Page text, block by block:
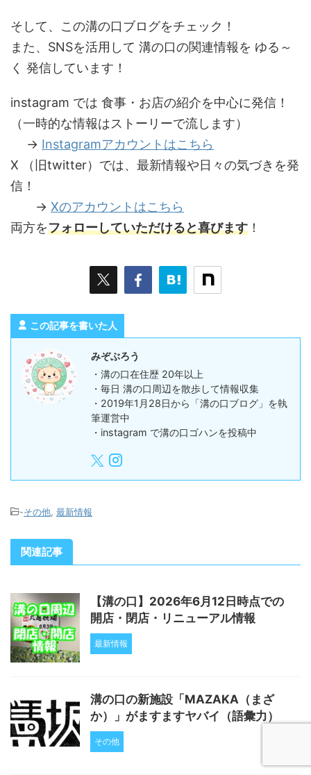
そして、この溝の口ブログをチェック！
また、SNSを活用して 溝の口の関連情報を ゆる～
く 発信しています！
instagram では 食事・お店の紹介を中心に発信！
（一時的な情報はストーリーで流します）
→ Instagramアカウントはこちら
X （旧twitter）では、最新情報や日々の気づきを発
信！
→ Xのアカウントはこちら
両方をフォローしていただけると喜びます ！
この記事を書いた人
みぞぶろう
・溝の口在住歴 20年以上
・毎日 溝の口周辺を散歩して情報収集
・2019年1月28日から「溝の口ブログ」を執
筆運営中
・instagram で溝の口ゴハンを投稿中
-その他 最新情報
関連記事
【溝の口】2026年6月12日時点での
開店・閉店・リニューアル情報
最新情報
溝の口の新施設「MAZAKA（まざ
か）」がますますヤバイ（語彙力）
その他